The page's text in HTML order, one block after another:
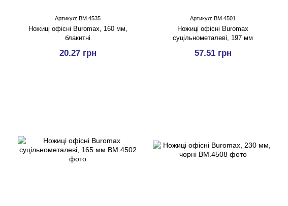
Артикул: BM.4535
Ножицi офісні Buromax, 160 мм,
блакитні
20.27 грн
Артикул: BM.4501
Ножицi офісні Buromax
суцільнометалевi, 197 мм
57.51 грн